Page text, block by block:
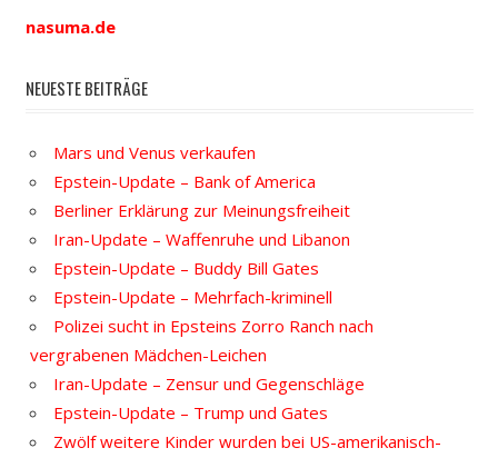
nasuma.de
NEUESTE BEITRÄGE
Mars und Venus verkaufen
Epstein-Update – Bank of America
Berliner Erklärung zur Meinungsfreiheit
Iran-Update – Waffenruhe und Libanon
Epstein-Update – Buddy Bill Gates
Epstein-Update – Mehrfach-kriminell
Polizei sucht in Epsteins Zorro Ranch nach
vergrabenen Mädchen-Leichen
Iran-Update – Zensur und Gegenschläge
Epstein-Update – Trump und Gates
Zwölf weitere Kinder wurden bei US-amerikanisch-